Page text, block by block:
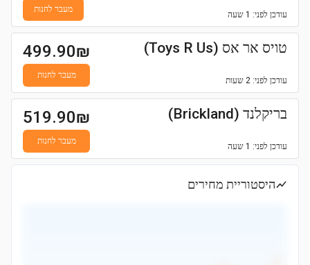
עודכן לפני: 1 שעה
מעבר לחנות
טויס אר אס (Toys R Us)
עודכן לפני: 2 שעות
499.90₪
מעבר לחנות
בריקלנד (Brickland)
עודכן לפני: 1 שעה
519.90₪
מעבר לחנות
היסטוריית מחירים